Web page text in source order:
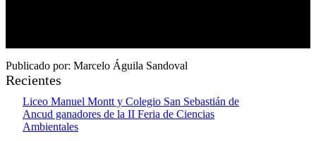
Publicado por: Marcelo Águila Sandoval
Recientes
Liceo Manuel Montt y Colegio San Sebastián de
Ancud ganadores de la II Feria de Ciencias
Ambientales